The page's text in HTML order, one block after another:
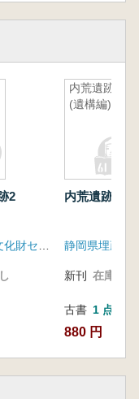
2
内荒遺跡
(遺構編)
内荒遺跡 (
新刊 在庫なし
古書 1 点
880 円